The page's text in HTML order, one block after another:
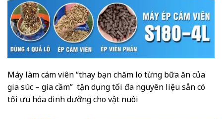
Máy làm cám viên “thay bạn chăm lo từng bữa ăn của
gia súc – gia cầm” tận dụng tối đa nguyên liệu sẵn có
tối ưu hóa dinh dưỡng cho vật nuôi